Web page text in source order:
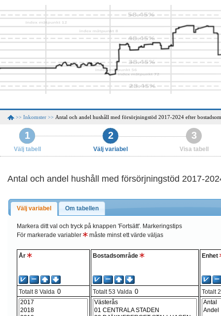
>> Inkomster >> Antal och andel hushåll med försörjningstöd 2017-2024 efter
1
Välj tabell
2
Välj variabel
3
Visa tabell
Antal och andel hushåll med försörjningstöd 2017-
Välj variabel Om tabellen
Markera ditt val och tryck på knappen 'Fortsätt'. Markeringstips
För markerade variabler
måste minst ett värde väljas
År
Totalt 8 Valda
Bostadsområde
Totalt 53 Valda
Enhet
Totalt 2